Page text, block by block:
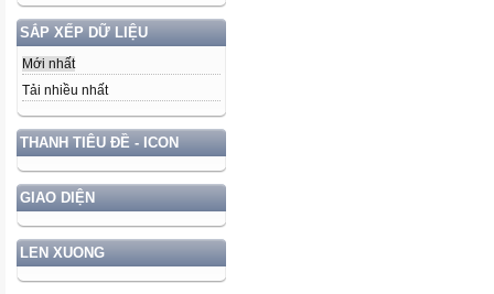
SẮP XẾP DỮ LIỆU
Mới nhất
Tải nhiều nhất
THANH TIÊU ĐỀ - ICON
GIAO DIỆN
LEN XUONG